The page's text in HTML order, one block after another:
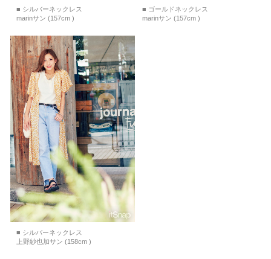
■ シルバーネックレス
marinサン (157cm )
■ ゴールドネックレス
marinサン (157cm )
■ シルバーネックレス
上野紗也加サン (158cm )